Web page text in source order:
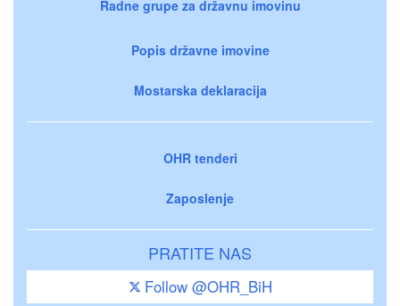
Radne grupe za državnu imovinu
Popis državne imovine
Mostarska deklaracija
OHR tenderi
Zaposlenje
PRATITE NAS
Follow @OHR_BiH